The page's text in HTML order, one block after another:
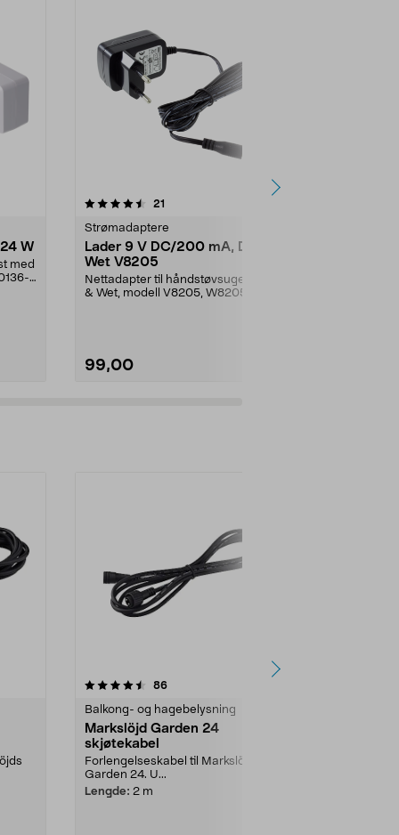
W
med
21
Strømadaptere
Lader 9 V DC/200 mA, Dry &
Wet V8205
Nettadapter til håndstøvsuger Dry
& Wet, modell V8205, W8205_2.
99,00
4.5 av 5 stjerner
86anmeldelser
Balkong- og hagebelysning
Markslöjd Garden 24
skjøtekabel
Forlengelseskabel til Markslöjds
Garden 24. U...
Lengde: 2 m
4.5av 5 stjerner